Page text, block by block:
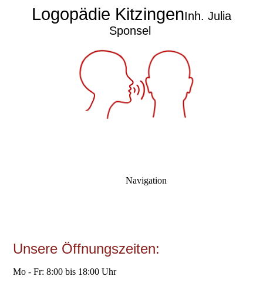
Logopädie KitzingenInh. Julia
Sponsel
Navigation
Unsere Öffnungszeiten:
Mo - Fr: 8:00 bis 18:00 Uhr